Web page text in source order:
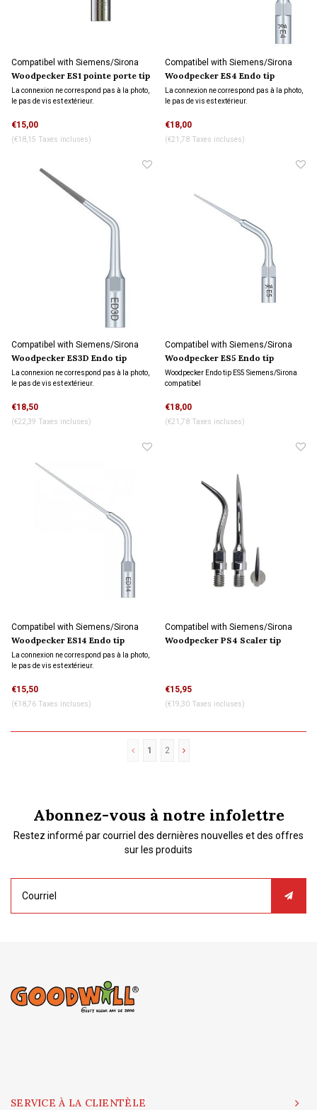
Compatibel with Siemens/Sirona
connection
Woodpecker ES1 pointe porte tip
La connexion ne correspond pas à la photo,
le pas de vis est extérieur.
€15,00
(€18,15 Taxes incluses)
Compatibel with Siemens/Sirona
connection
Woodpecker ES4 Endo tip
La connexion ne correspond pas à la photo,
le pas de vis est extérieur.
€18,00
(€21,78 Taxes incluses)
Compatibel with Siemens/Sirona
connection
Woodpecker ES3D Endo tip
refroidissement par eau
La connexion ne correspond pas à la photo,
le pas de vis est extérieur.
€18,50
(€22,39 Taxes incluses)
Compatibel with Siemens/Sirona
connection
Woodpecker ES5 Endo tip
Woodpecker Endo tip ES5 Siemens/Sirona
compatibel
La connexion ne correspond pas à la photo,
€18,00
(€21,78 Taxes incluses)
Compatibel with Siemens/Sirona
connection
Woodpecker ES14 Endo tip
refroidissement par eau
La connexion ne correspond pas à la photo,
le pas de vis est extérieur.
€15,50
(€18,76 Taxes incluses)
Compatibel with Siemens/Sirona
connection
Woodpecker PS4 Scaler tip
€15,95
(€19,30 Taxes incluses)
1 2
Abonnez-vous à notre infolettre
Restez informé par courriel des dernières nouvelles et des offres
sur les produits
SERVICE À LA CLIENTÈLE